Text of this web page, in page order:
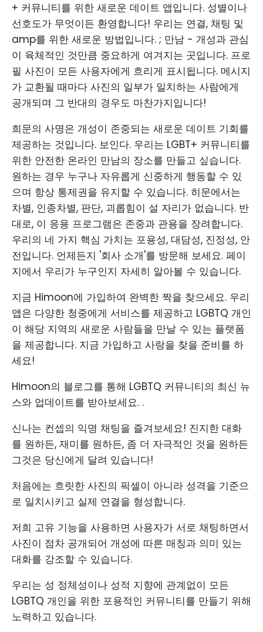
+ 커뮤니티를 위한 새로운 데이트 앱입니다. 성별이나
선호도가 무엇이든 환영합니다! 우리는 연결, 채팅 및
amp를 위한 새로운 방법입니다. ; 만남 - 개성과 관심
이 육체적인 것만큼 중요하게 여겨지는 곳입니다. 프로
필 사진이 모든 사용자에게 흐리게 표시됩니다. 메시지
가 교환될 때마다 사진의 일부가 일치하는 사람에게
공개되며 그 반대의 경우도 마찬가지입니다!
희문의 사명은 개성이 존중되는 새로운 데이트 기회를
제공하는 것입니다. 보인다. 우리는 LGBT+ 커뮤니티를
위한 안전한 온라인 만남의 장소를 만들고 싶습니다.
원하는 경우 누구나 자유롭게 신중하게 행동할 수 있
으며 항상 통제권을 유지할 수 있습니다. 히문에서는
차별, 인종차별, 판단, 괴롭힘이 설 자리가 없습니다. 반
대로, 이 응용 프로그램은 존중과 관용을 장려합니다.
우리의 네 가지 핵심 가치는 포용성, 대담성, 진정성, 안
전입니다. 언제든지 '회사 소개'를 방문해 보세요. 페이
지에서 우리가 누구인지 자세히 알아볼 수 있습니다.
지금 Himoon에 가입하여 완벽한 짝을 찾으세요. 우리
앱은 다양한 청중에게 서비스를 제공하고 LGBTQ 개인
이 해당 지역의 새로운 사람들을 만날 수 있는 플랫폼
을 제공합니다. 지금 가입하고 사랑을 찾을 준비를 하
세요!
Himoon의 블로그를 통해 LGBTQ 커뮤니티의 최신 뉴
스와 업데이트를 받아보세요. .
신나는 컨셉의 익명 채팅을 즐겨보세요! 진지한 대화
를 원하든, 재미를 원하든, 좀 더 자극적인 것을 원하든
그것은 당신에게 달려 있습니다!
처음에는 흐릿한 사진의 픽셀이 아니라 성격을 기준으
로 일치시키고 실제 연결을 형성합니다.
저희 고유 기능을 사용하면 사용자가 서로 채팅하면서
사진이 점차 공개되어 개성에 따른 매칭과 의미 있는
대화를 강조할 수 있습니다.
우리는 성 정체성이나 성적 지향에 관계없이 모든
LGBTQ 개인을 위한 포용적인 커뮤니티를 만들기 위해
노력하고 있습니다.